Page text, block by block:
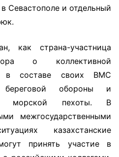
Севастополе и отдельный
как страна-участница
о коллективной
в составе своих ВМС
береговой обороны и
морской пехоты. В
межгосударственными
казахстанские
принять участие в